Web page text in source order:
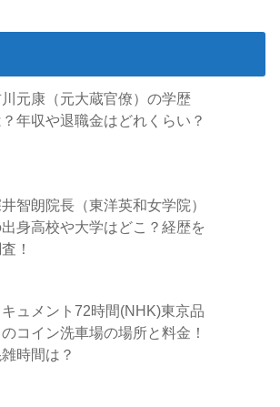
元康（元大蔵官僚）の学歴
年収や退職金はどれくらい？
智朗院長（東洋英和女学院）
身高校や大学はどこ？経歴を
！
キュメント72時間(NHK)東京品
のコイン洗車場の場所と料金！
時間は？